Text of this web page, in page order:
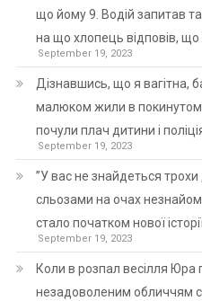
що йому 9. Водій запитав
на що хлопець відповів, що
September 19, 2023
Дізнавшись, що я вагітна,
малюком жили в
почули плач дитини і
September 19, 2023
”У вас не знайдеться трохи
сльозами на очах
стало початком нової
September 19, 2023
Коли в розпал весілля Юра
незадоволеним обличчям